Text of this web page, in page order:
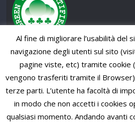
Copyright © 2026SUP News
Al fine di migliorare l’usabilità del
navigazione degli utenti sul sito
pagine viste, etc) tramite cookie
vengono trasferiti tramite il
terze parti. L’utente ha facoltà di
in modo che non accetti i cookies
qualsiasi momento. Andando avanti